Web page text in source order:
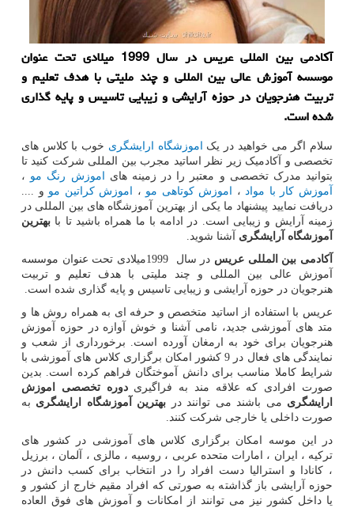
آكادمی بین المللی عریس در سال 1999 میلادی تحت عنوان
موسسه آموزش عالی بین المللی و چند ملیتی با هدف تعلیم و
تربیت هنرجویان در حوزه آرایشی و زیبایی تاسیس و پایه گذاری
شده است.
سلام اگر می خواهید در یک اموزشگاه ارایشگری خوب با کلاس های
تخصصی و آکادمیک زیر نظر اساتید مجرب بین المللی شرکت کنید تا
بتوانید مدرک تخصصی و معتبر را در زمینه های
اموزش رنگ مو ،
آموزش کار با مواد، اموزش کوتاهی مو ، اموزش کراتین مو و ....
دریافت نمایید پیشنهاد ما یکی از بهترین آموزشگاه های بین المللی در
زمینه آرایش و زیبایی است. در ادامه با ما همراه باشید تا با بهترین
آموزشگاه آرایشگری
آشنا شوید.
آکادمی بین المللی عریس در سال 1999میلادی تحت عنوان موسسه
آموزش عالی بین المللی و چند ملیتی با هدف تعلیم و تربیت
هنرجویان در حوزه آرایشی و زیبایی تاسیس و پایه گذاری شده است.
عریس با استفاده از اساتید متخصص و حرفه ای به همراه روش ها و
متد های آموزشی جدید، نامی آشنا و خوش آوازه در حوزه آموزش
هنرجویان برای خود به ارمغان آورده است. برخورداری از شعب و
نمایندگی های فعال در 9 کشور امکان برگزاری کلاس های آموزشی با
شرایط کاملا مناسب برای دانش آموختگان فراهم کرده است. بدین
صورت افرادی که علاقه مند به فراگیریدوره تخصصی اموزش
ارایشگری می باشند می توانند در بهترین آموزشگاه ارایشگری به
صورت داخلی یا خارجی شرکت کنند.
در این موسه امکان برگزاری کلاس های آموزشی در کشور های
ترکیه ، ایران ، امارات متحده عربی ، روسیه ، مالزی ، آلمان ، برزیل
، کانادا و استرالیا دست افراد را در انتخاب برای کسب دانش در
حوزه آرایشی باز گذاشته به صورتی که افراد مقیم خارج از کشور و
یا داخل کشور نیز می توانند از امکانات و آموزش های فوق العاده